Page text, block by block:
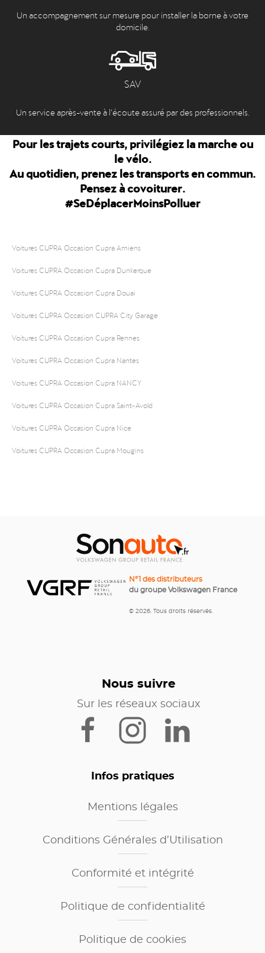
Un accompagnement sur mesure pour installer la borne à votre
domicile.
SAV
Un service après-vente à l’écoute assuré par des professionnels.
Pour les trajets courts, privilégiez la marche ou
le vélo.
Au quotidien, prenez les transports en commun.
Pensez à covoiturer.
#SeDéplacerMoinsPolluer
Voitures CUPRA Occasion Cupra Amiens
Voitures CUPRA Occasion Cupra Dunkerque
Voitures CUPRA Occasion Cupra Douai
Voitures CUPRA Occasion CUPRA City Garage
Voitures CUPRA Occasion Cupra Rennes
Voitures CUPRA Occasion Cupra Nantes
Voitures CUPRA Occasion Cupra NANCY
Voitures CUPRA Occasion Cupra Saint-Avold
Voitures CUPRA Occasion Cupra Nice
Voitures CUPRA Occasion Cupra Mougins
N°1 des distributeurs
du groupe Volkswagen France
© 2026. Tous droits réservés.
Nous suivre
Sur les réseaux sociaux
Infos pratiques
Mentions légales
Conditions Générales d’Utilisation
Conformité et intégrité
Politique de confidentialité
Politique de cookies